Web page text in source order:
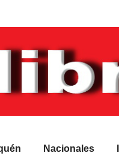
Nacionales